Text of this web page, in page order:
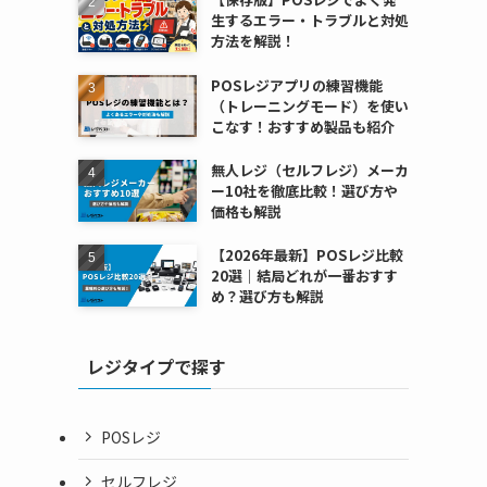
生するエラー・トラブルと対処
方法を解説！
POSレジアプリの練習機能
（トレーニングモード）を使い
こなす！おすすめ製品も紹介
無人レジ（セルフレジ）メーカ
ー10社を徹底比較！選び方や
価格も解説
【2026年最新】POSレジ比較
20選｜結局どれが一番おすす
め？選び方も解説
レジタイプで探す
POSレジ
セルフレジ